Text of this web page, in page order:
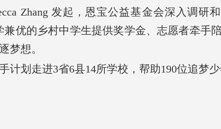
Zhang 发起，恩宝公益基金会深入调
兼优的乡村中学生提供奖学金、志愿者牵手
梦想。
计划走进3省6县14所学校，帮助190位追梦少